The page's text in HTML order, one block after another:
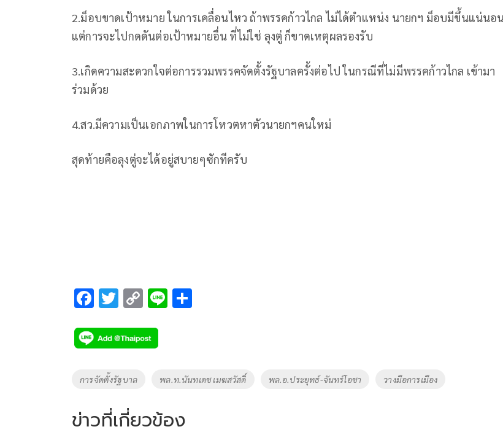
2.ม็อบขาดเป้าหมาย ในการเคลื่อนไหว ถ้าพรรคก้าวไกล ไม่ได้ตำแหน่ง นายกฯ ม็อบมีขึ้นแน่นอ
แต่การจะไปกดดันต่อเป้าหมายอื่น ที่ไม่ใช่ ลุงตู่ ก็ขาดเหตุผลรองรับ
3.เกิดความสะดวกใจต่อการรวมพรรคจัดตั้งรัฐบาลครั้งต่อไป ในกรณีที่ไม่มีพรรคก้าวไกล เข้ามา
ร่วมด้วย
4.สว.มีความเป็นเอกภาพในการโหวตหาตัวนายกฯคนใหม่
สุดท้ายคือลุงตู่จะได้อยู่สบายๆซักทีครับ
F
e
b
o
k
T
tt
er
C
p
y
k
Li
Tags
การจัดตั้งรัฐบาล พล.ท.นันทเดช เมฆสวัสดิ์ พล.อ.ประยุทธ์-จันทร์โอชา วางมือการเมือง
ข่าวที่เกี่ยวข้อง